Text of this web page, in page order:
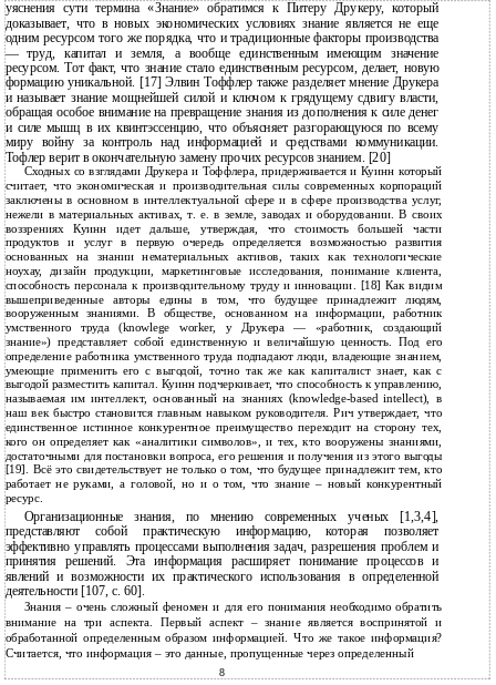
уяснения сути термина «Знание» обратимся к Питеру Друкеру, который
доказывает, что в новых экономических условиях знание является не еще
одним ресурсом того же порядка, что и традиционные факторы производства
— труд, капитал и земля, а вообще единственным имеющим значение
ресурсом. Тот факт, что знание стало единственным ресурсом, делает, новую
формацию уникальной. [17] Элвин Тоффлер также разделяет мнение Друкера
и называет знание мощнейшей силой и ключом к грядущему сдвигу власти,
обращая особое внимание на превращение знания из дополнения к силе денег
и силе мышц в их квинтэссенцию, что объясняет разгорающуюся по всему
миру войну за контроль над информацией и средствами коммуникации.
Тофлер верит в окончательную замену прочих ресурсов знанием. [20]
Сходных со взглядами Друкера и Тоффлера, придерживается и Куинн который
считает, что экономическая и производительная силы современных корпораций
заключены в основном в интеллектуальной сфере и в сфере производства услуг,
нежели в материальных активах, т. е. в земле, заводах и оборудовании. В своих
воззрениях Куинн идет дальше, утверждая, что стоимость большей части
продуктов и услуг в первую очередь определяется возможностью развития
основанных на знании нематериальных активов, таких как технологические
ноухау, дизайн продукции, маркетинговые исследования, понимание клиента,
способность персонала к производительному труду и инновации. [18] Как видим
вышеприведенные авторы едины в том, что будущее принадлежит людям,
вооруженным знаниями. В обществе, основанном на информации, работник
умственного труда (knowlege worker, у Друкера ― «работник, создающий
знание») представляет собой единственную и величайшую ценность. Под его
определение работника умственного труда подпадают люди, владеющие знанием,
умеющие применить его с выгодой, точно так же как капиталист знает, как с
выгодой разместить капитал. Куинн подчеркивает, что способность к управлению,
называемая им интеллект, основанный на знаниях (knowledge-based intellect), в
наш век быстро становится главным навыком руководителя. Рич утверждает, что
единственное истинное конкурентное преимущество переходит на сторону тех,
кого он определяет как «аналитики символов», и тех, кто вооружены знаниями,
достаточными для постановки вопроса, его решения и получения из этого выгоды
[19]. Всё это свидетельствует не только о том, что будущее принадлежит тем, кто
работает не руками, а головой, но и о том, что знание – новый конкурентный
ресурс.
Организационные знания, по мнению современных ученых [1,3,4],
представляют собой практическую информацию, которая позволяет
эффективно управлять процессами выполнения задач, разрешения проблем и
принятия решений. Эта информация расширяет понимание процессов и
явлений и возможности их практического использования в определенной
деятельности [107, с. 60].
Знания – очень сложный феномен и для его понимания необходимо обратить
внимание на три аспекта. Первый аспект – знание является воспринятой и
обработанной определенным образом информацией. Что же такое информация?
Считается, что информация – это данные, пропущенные через определенный
8